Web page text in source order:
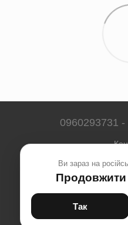
0960293731 -
Полная
Ви зараз на
Продовжити
Так